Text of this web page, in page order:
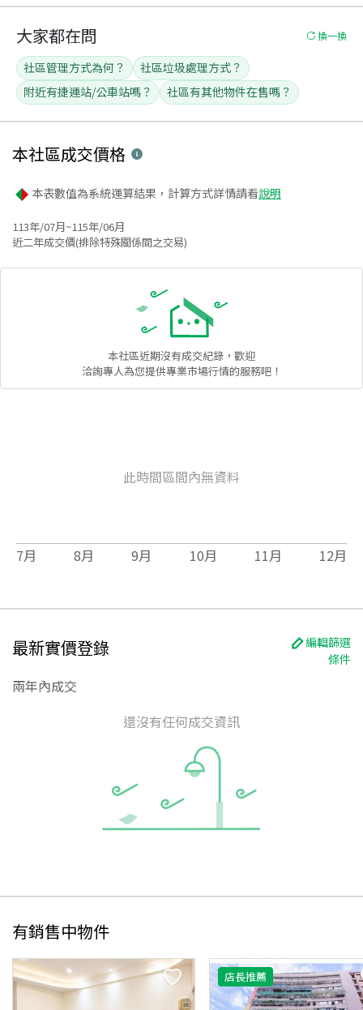
大家都在問 換一換
社區管理方式為何？
社區垃圾處理方式？
附近有捷運站/公車站嗎？
社區有其他物件在售嗎？
本社區成交價格
本表數值為系統運算結果，計算方式詳情請看說明
113年/07月~115年/06月
近二年成交價(排除特殊關係間之交易)
本社區近期沒有成交紀錄，歡迎
洽詢專人為您提供專業市場行情的服務吧！
此時間區間內無資料
7月 8月 9月 10月 11月 12月
最新實價登錄
編輯篩選
條件
兩年內成交
還沒有任何成交資訊
有銷售中物件
店長推薦